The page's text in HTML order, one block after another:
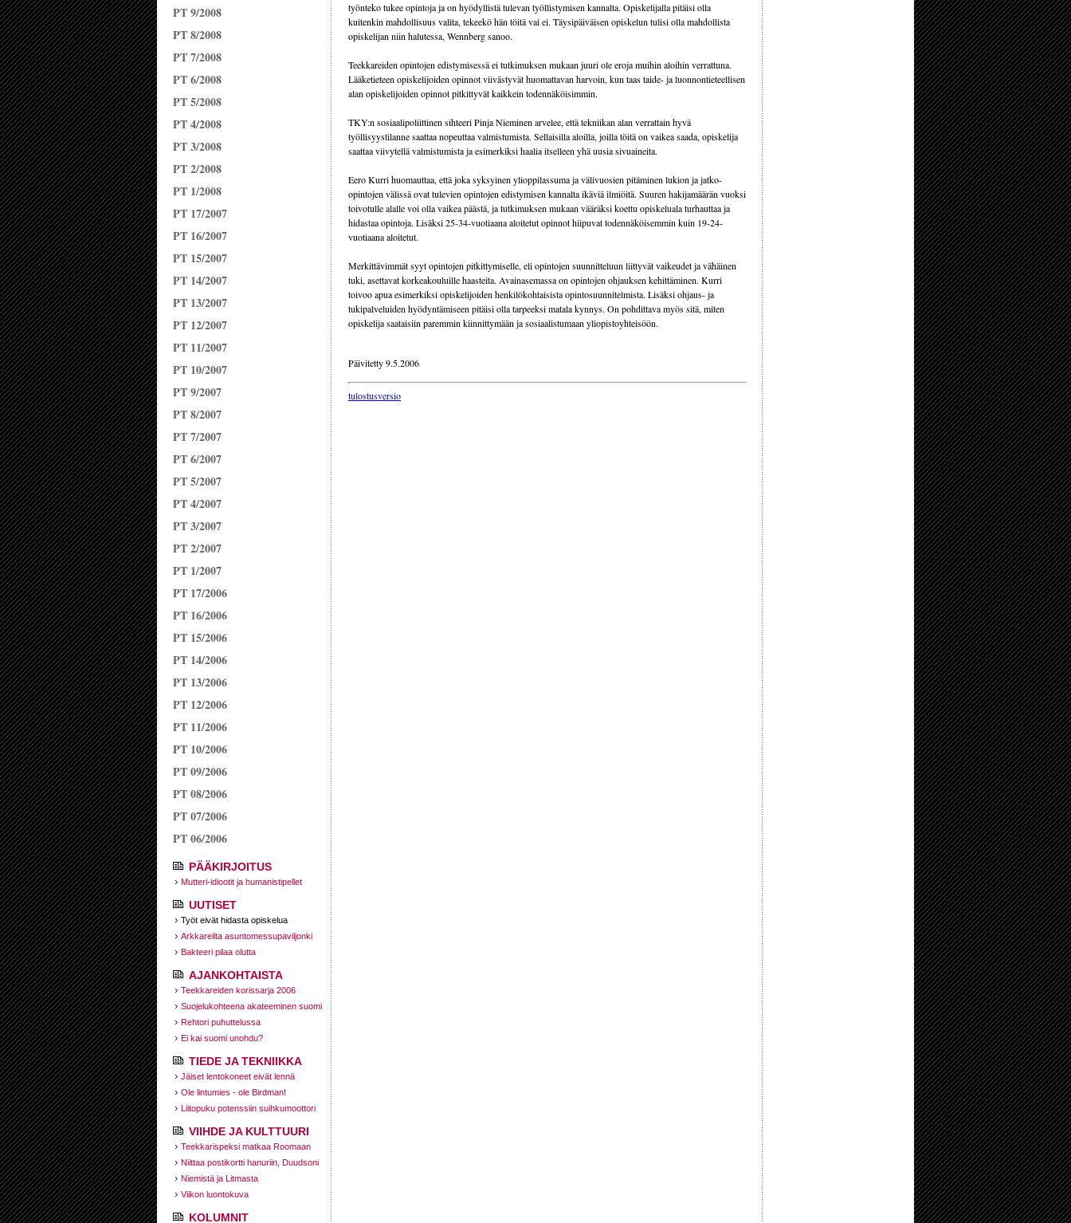
PT 9/2008
PT 8/2008
PT 7/2008
PT 6/2008
PT 5/2008
PT 4/2008
PT 3/2008
PT 2/2008
PT 1/2008
PT 17/2007
PT 16/2007
PT 15/2007
PT 14/2007
PT 13/2007
PT 12/2007
PT 11/2007
PT 10/2007
PT 9/2007
PT 8/2007
PT 7/2007
PT 6/2007
PT 5/2007
PT 4/2007
PT 3/2007
PT 2/2007
PT 1/2007
PT 17/2006
PT 16/2006
PT 15/2006
PT 14/2006
PT 13/2006
PT 12/2006
PT 11/2006
PT 10/2006
PT 09/2006
PT 08/2006
PT 07/2006
PT 06/2006
PÄÄKIRJOITUS
Mutteri-idiootit ja humanistipellet
UUTISET
Työt eivät hidasta opiskelua
Arkkareilta asuntomessupaviljonki
Bakteeri pilaa olutta
AJANKOHTAISTA
Teekkareiden korissarja 2006
Suojelukohteena akateeminen suomi
Rehtori puhuttelussa
Ei kai suomi unohdu?
TIEDE JA TEKNIIKKA
Jäiset lentokoneet eivät lennä
Ole lintumies - ole Birdman!
Liitopuku potenssiin suihkumoottori
VIIHDE JA KULTTUURI
Teekkarispeksi matkaa Roomaan
Niittaa postikortti hanuriin, Duudsoni
Niemistä ja Litmasta
Viikon luontokuva
KOLUMNIT
työnteko tukee opintoja ja on hyödyllistä tulevan työllistymisen kannalta. Opiskelijalla pitäisi olla
kuitenkin mahdollisuus valita, tekeekö hän töitä vai ei. Täysipäiväisen opiskelun tulisi olla mahdollista
opiskelijan niin halutessa, Wennberg sanoo.
Teekkareiden opintojen edistymisessä ei tutkimuksen mukaan juuri ole eroja muihin aloihin verrattuna.
Lääketieteen opiskelijoiden opinnot viivästyvät huomattavan harvoin, kun taas taide- ja luonnontieteellisen
alan opiskelijoiden opinnot pitkittyvät kaikkein todennäköisimmin.
TKY:n sosiaalipoliittinen sihteeri Pinja Nieminen arvelee, että tekniikan alan verrattain hyvä
työllisyystilanne saattaa nopeuttaa valmistumista. Sellaisilla aloilla, joilla töitä on vaikea saada, opiskelija
saattaa viivytellä valmistumista ja esimerkiksi haalia itselleen yhä uusia sivuaineita.
Eero Kurri huomauttaa, että joka syksyinen ylioppilassuma ja välivuosien pitäminen lukion ja jatko-
opintojen välissä ovat tulevien opintojen edistymisen kannalta ikäviä ilmiöitä. Suuren hakijamäärän vuoksi
toivotulle alalle voi olla vaikea päästä, ja tutkimuksen mukaan vääräksi koettu opiskeluala turhauttaa ja
hidastaa opintoja. Lisäksi 25-34-vuotiaana aloitetut opinnot hiipuvat todennäköisemmin kuin 19-24-
vuotiaana aloitetut.
Merkittävimmät syyt opintojen pitkittymiselle, eli opintojen suunnitteluun liittyvät vaikeudet ja vähäinen
tuki, asettavat korkeakouluille haasteita. Avainasemassa on opintojen ohjauksen kehittäminen. Kurri
toivoo apua esimerkiksi opiskelijoiden henkilökohtaisista opintosuunnitelmista. Lisäksi ohjaus- ja
tukipalveluiden hyödyntämiseen pitäisi olla tarpeeksi matala kynnys. On pohdittava myös sitä, miten
opiskelija saataisiin paremmin kiinnittymään ja sosiaalistumaan yliopistoyhteisöön.
Päivitetty 9.5.2006
tulostusversio